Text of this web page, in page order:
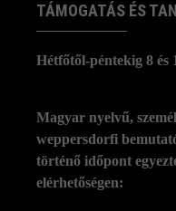
TÁMOGATÁS ÉS
Hétfőtől-péntekig 8 és
Magyar nyelvű,
weppersdorfi
történő időpont
elérhetőségen: